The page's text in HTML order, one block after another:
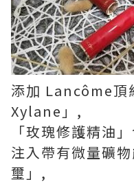
添加 Lancôme頂
Xylane」,
「玫瑰修護精油
注入帶有微量礦
璽」,